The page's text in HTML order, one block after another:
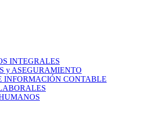
INTEGRALES
y ASEGURAMIENTO
INFORMACIÓN CONTABLE